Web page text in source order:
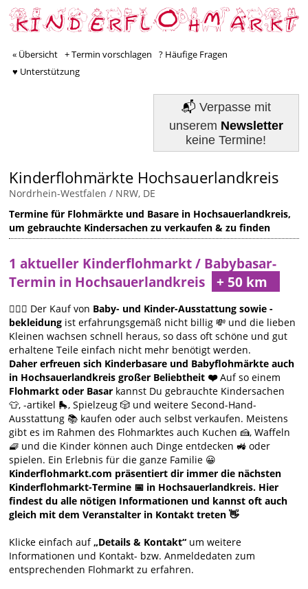
« Übersicht + Termin vorschlagen
? Häufige Fragen
♥ Unterstützung
📬 Verpasse mit
unserem Newsletter
keine Termine!
Kinderflohmärkte Hochsauerlandkreis
Nordrhein-Westfalen / NRW, DE
Termine für Flohmärkte und Basare in Hochsauerlandkreis,
um gebrauchte Kindersachen zu verkaufen & zu finden
1 aktueller Kinderflohmarkt / Babybasar-
Termin in Hochsauerlandkreis
🙋🏻‍♀️ Der Kauf von Baby- und Kinder-Ausstattung sowie -
bekleidung ist erfahrungsgemäß nicht billig 💸 und die lieben
Kleinen wachsen schnell heraus, so dass oft schöne und gut
erhaltene Teile einfach nicht mehr benötigt werden.
Daher erfreuen sich Kinderbasare und Babyflohmärkte auch
in Hochsauerlandkreis großer Beliebtheit ❤️Auf so einem
Flohmarkt oder Basar kannst Du gebrauchte Kindersachen
👕, -artikel 🛼, Spielzeug 🎲 und weitere Second-Hand-
Ausstattung 📚 kaufen oder auch selbst verkaufen. Meistens
gibt es im Rahmen des Flohmarktes auch Kuchen 🍰, Waffeln
🧇 und die Kinder können auch Dinge entdecken 🚜 oder
spielen. Ein Erlebnis für die ganze Familie 😀
Kinderflohmarkt.com präsentiert dir immer die nächsten
Kinderflohmarkt-Termine 📅 in Hochsauerlandkreis. Hier
findest du alle nötigen Informationen und kannst oft auch
gleich mit dem Veranstalter in Kontakt treten 👋
Klicke einfach auf„Details & Kontakt“ um weitere
Informationen und Kontakt- bzw. Anmeldedaten zum
entsprechenden Flohmarkt zu erfahren.